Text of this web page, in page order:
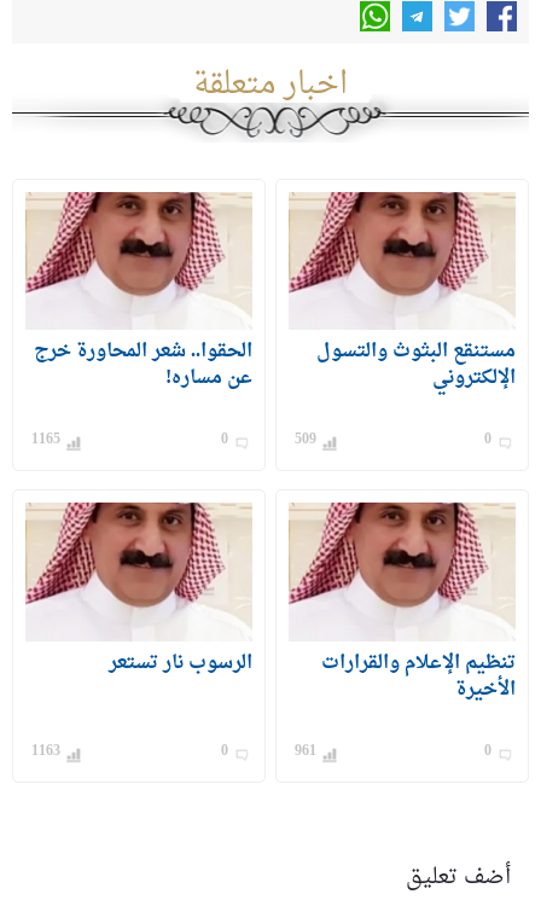
اخبار متعلقة
مستنقع البثوث والتسول
الإلكتروني
0
509
الحقوا.. شعر المحاورة خرج
عن مساره!
0
1165
تنظيم الإعلام والقرارات
الأخيرة
0
961
الرسوب نار تستعر
0
1163
أضف تعليق